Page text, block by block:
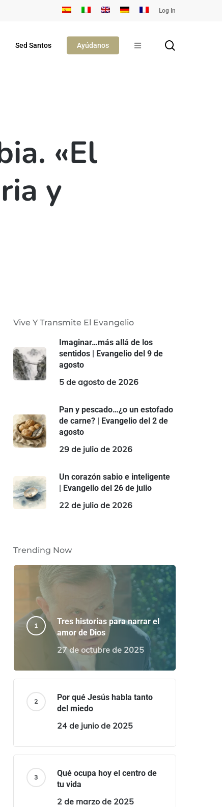
Log In
Sed Santos Ayúdanos
«El
y
Vive Y Transmite El Evangelio
Imaginar…más allá de los
sentidos | Evangelio del 9 de
agosto
5 de agosto de 2026
Pan y pescado…¿o un estofado
de carne? | Evangelio del 2 de
agosto
29 de julio de 2026
Un corazón sabio e inteligente
| Evangelio del 26 de julio
22 de julio de 2026
Trending Now
Tres historias para narrar el
amor de Dios
27 de octubre de 2025
Por qué Jesús habla tanto
del miedo
24 de junio de 2025
Qué ocupa hoy el centro de
tu vida
2 de marzo de 2025